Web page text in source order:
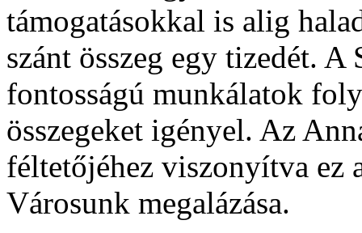
támogatásokkal is alig
szánt összeg egy tizedét. A
fontosságú munkálatok
összegeket igényel. Az
féltetőjéhez viszonyítva ez
Városunk megalázása.